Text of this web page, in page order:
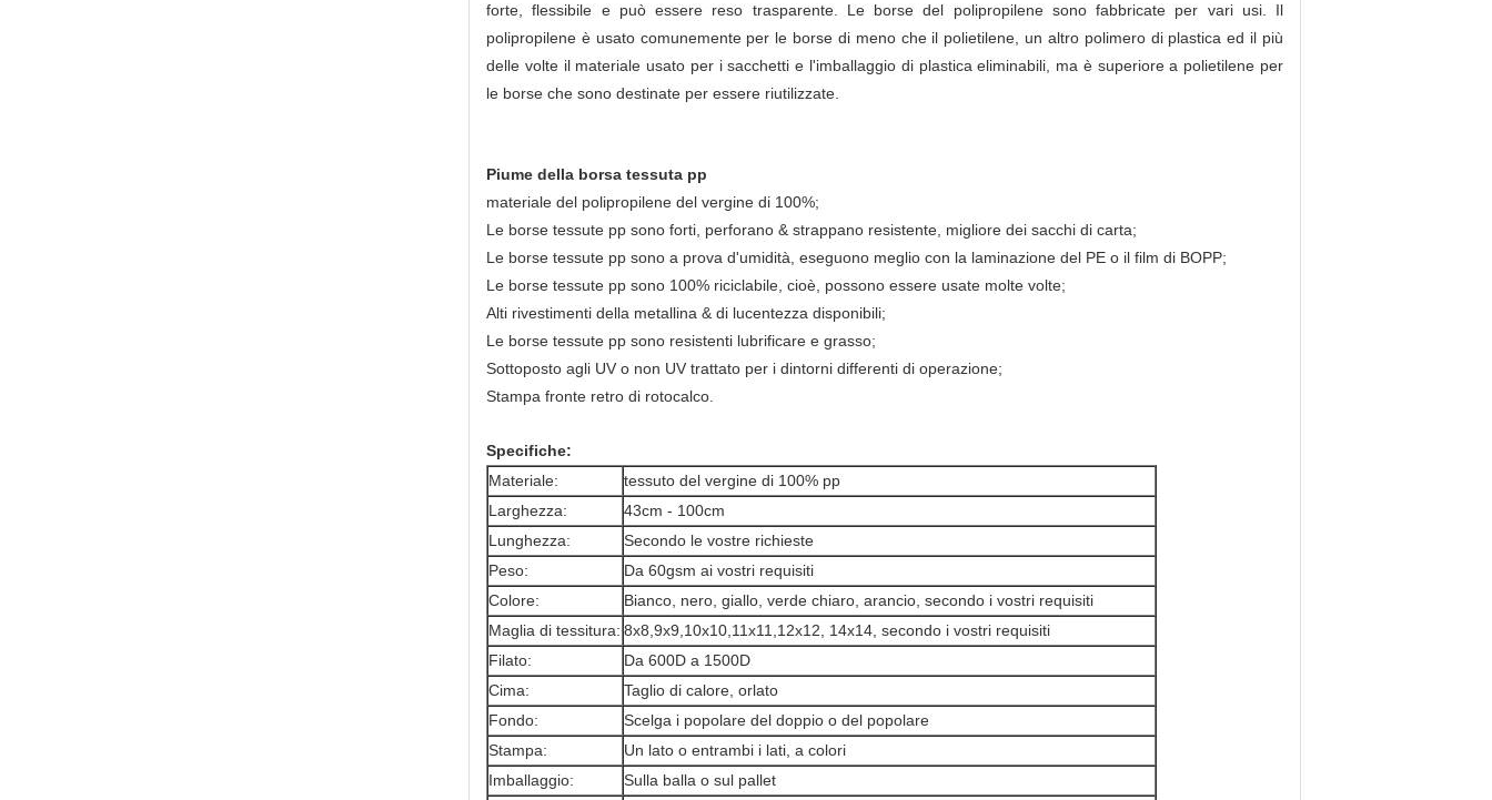
forte, flessibile e può essere reso trasparente. Le borse del polipropilene sono fabbricate per vari usi. Il
polipropilene è usato comunemente per le borse di meno che il polietilene, un altro polimero di plastica ed il più
delle volte il materiale usato per i sacchetti e l'imballaggio di plastica eliminabili, ma è superiore a polietilene per
le borse che sono destinate per essere riutilizzate.
Piume della borsa tessuta pp
materiale del polipropilene del vergine di 100%;
Le borse tessute pp sono forti, perforano & strappano resistente, migliore dei sacchi di carta;
Le borse tessute pp sono a prova d'umidità, eseguono meglio con la laminazione del PE o il film di BOPP;
Le borse tessute pp sono 100% riciclabile, cioè, possono essere usate molte volte;
Alti rivestimenti della metallina & di lucentezza disponibili;
Le borse tessute pp sono resistenti lubrificare e grasso;
Sottoposto agli UV o non UV trattato per i dintorni differenti di operazione;
Stampa fronte retro di rotocalco.
Specifiche:
Materiale:
tessuto del vergine di 100% pp
Larghezza:
43cm - 100cm
Lunghezza:
Secondo le vostre richieste
Peso:
Da 60gsm ai vostri requisiti
Colore:
Bianco, nero, giallo, verde chiaro, arancio, secondo i vostri requisiti
Maglia di tessitura: 8x8,9x9,10x10,11x11,12x12, 14x14, secondo i vostri requisiti
Filato:
Da 600D a 1500D
Cima:
Taglio di calore, orlato
Fondo:
Scelga i popolare del doppio o del popolare
Stampa:
Un lato o entrambi i lati, a colori
Imballaggio:
Sulla balla o sul pallet